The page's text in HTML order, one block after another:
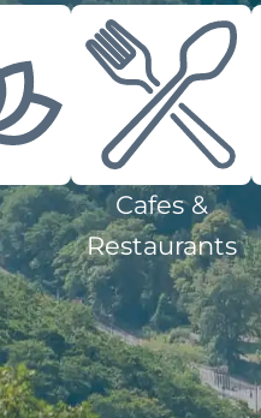
Cafes &
Restaurants